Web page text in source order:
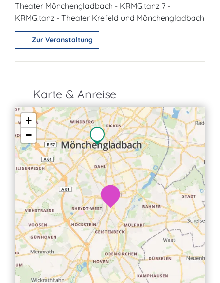
Theater Mönchengladbach - KRMG.tanz 7 -
KRMG.tanz - Theater Krefeld und Mönchengladbach
Zur Veranstaltung
Karte & Anreise
+
−